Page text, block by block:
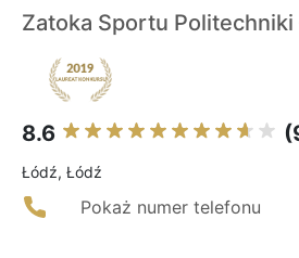
Zatoka Sportu
8.6
Łódź, Łódź
Pokaż numer telefonu